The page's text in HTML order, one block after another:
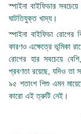
স্পাইনা বাইফিডার
ঘাটতিযুক্ত খাদ্য।
স্পাইনা বাইফিডা রোগের
কারণও এক্ষেত্রে ভূমিকা
রোগের হার সবচেয়ে
প্রবণতা রয়েছে, যদিও তা
৯৫ শতাংশ শিশু এমন
কারো এই ত্রুটি নেই।